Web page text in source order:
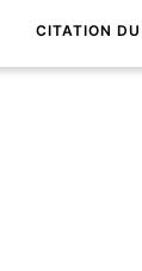
CITATION